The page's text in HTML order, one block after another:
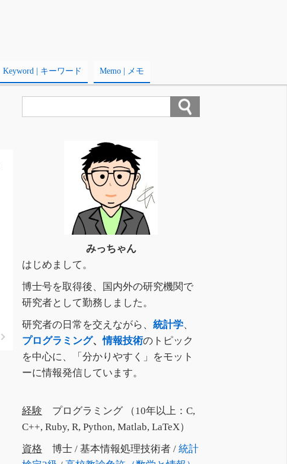
Keyword | キーワード Memo | メモ
みっちゃん
はじめまして。
博士号を取得後、国内外の研究機関で
研究者として勤務しました。
研究者の日常を交えながら、 統計学、
プログラミング、情報技術のトピック
を中心に、「分かりやすく」をモット
ーに情報発信しています。
経験 プログラミング （10年以上：C,
C++, Ruby, R, Python, Matlab, LaTeX）
資格 博士 / 基本情報処理技術者 / 統計